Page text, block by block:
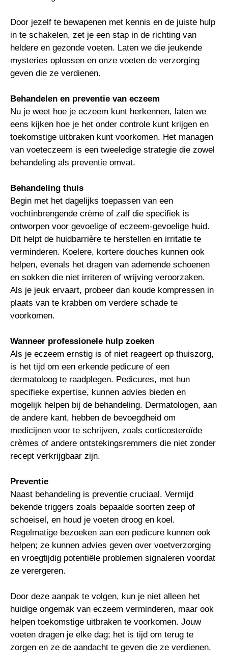
Door jezelf te bewapenen met kennis en de juiste hulp
in te schakelen, zet je een stap in de richting van
heldere en gezonde voeten. Laten we die jeukende
mysteries oplossen en onze voeten de verzorging
geven die ze verdienen.
Behandelen en preventie van eczeem
Nu je weet hoe je eczeem kunt herkennen, laten we
eens kijken hoe je het onder controle kunt krijgen en
toekomstige uitbraken kunt voorkomen. Het managen
van voeteczeem is een tweeledige strategie die zowel
behandeling als preventie omvat.
Behandeling thuis
Begin met het dagelijks toepassen van een
vochtinbrengende crème of zalf die specifiek is
ontworpen voor gevoelige of eczeem-gevoelige huid.
Dit helpt de huidbarrière te herstellen en irritatie te
verminderen. Koelere, kortere douches kunnen ook
helpen, evenals het dragen van ademende schoenen
en sokken die niet irriteren of wrijving veroorzaken.
Als je jeuk ervaart, probeer dan koude kompressen in
plaats van te krabben om verdere schade te
voorkomen.
Wanneer professionele hulp zoeken
Als je eczeem ernstig is of niet reageert op thuiszorg,
is het tijd om een erkende pedicure of een
dermatoloog te raadplegen. Pedicures, met hun
specifieke expertise, kunnen advies bieden en
mogelijk helpen bij de behandeling. Dermatologen, aan
de andere kant, hebben de bevoegdheid om
medicijnen voor te schrijven, zoals corticosteroïde
crèmes of andere ontstekingsremmers die niet zonder
recept verkrijgbaar zijn.
Preventie
Naast behandeling is preventie cruciaal. Vermijd
bekende triggers zoals bepaalde soorten zeep of
schoeisel, en houd je voeten droog en koel.
Regelmatige bezoeken aan een pedicure kunnen ook
helpen; ze kunnen advies geven over voetverzorging
en vroegtijdig potentiële problemen signaleren voordat
ze verergeren.
Door deze aanpak te volgen, kun je niet alleen het
huidige ongemak van eczeem verminderen, maar ook
helpen toekomstige uitbraken te voorkomen. Jouw
voeten dragen je elke dag; het is tijd om terug te
zorgen en ze de aandacht te geven die ze verdienen.